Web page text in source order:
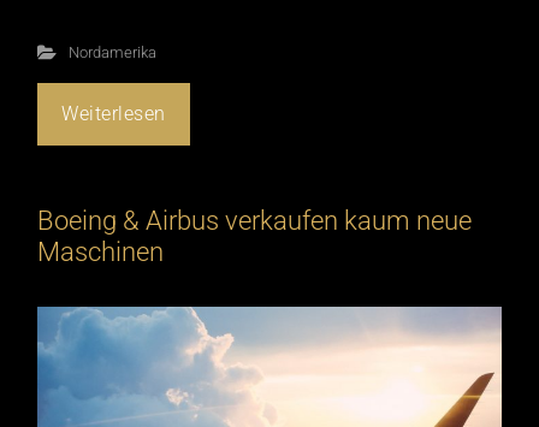
Nordamerika
Weiterlesen
Boeing & Airbus verkaufen kaum neue
Maschinen